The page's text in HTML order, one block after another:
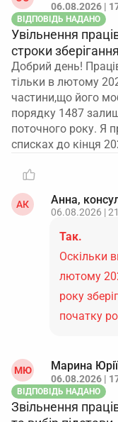
06.08.2026 |
ВІДПОВІДЬ НАДАНО
Увільнення
строки
Добрий день!
тільки в лютому
частини,що його
порядку 1487
поточного року. Я
списках до кінця
АК Анна,
06.08.2026 |
Так.
Оскільки
лютому
року
початку
МЮ Марина
06.08.2026 |
ВІДПОВІДЬ НАДАНО
Звільнення